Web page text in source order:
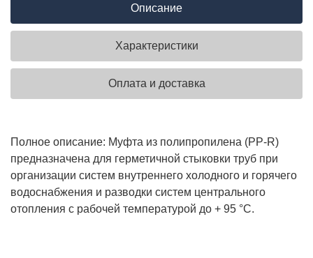
Описание
Характеристики
Оплата и доставка
Полное описание: Муфта из полипропилена (PP-R)
предназначена для герметичной стыковки труб при
организации систем внутреннего холодного и горячего
водоснабжения и разводки систем центрального
отопления с рабочей температурой до + 95 °С.